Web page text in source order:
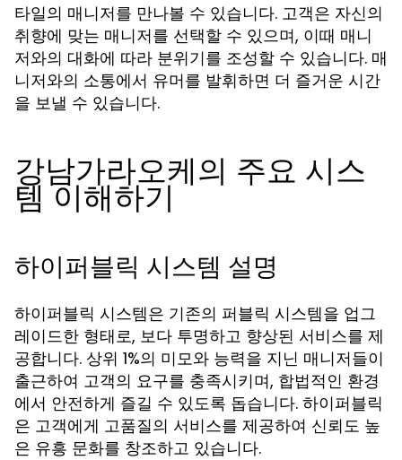
타일의 매니저를 만나볼 수 있습니다. 고객은 자신의
취향에 맞는 매니저를 선택할 수 있으며, 이때 매니
저와의 대화에 따라 분위기를 조성할 수 있습니다. 매
니저와의 소통에서 유머를 발휘하면 더 즐거운 시간
을 보낼 수 있습니다.
강남가라오케의 주요 시스
템 이해하기
하이퍼블릭 시스템 설명
하이퍼블릭 시스템은 기존의 퍼블릭 시스템을 업그
레이드한 형태로, 보다 투명하고 향상된 서비스를 제
공합니다. 상위 1%의 미모와 능력을 지닌 매니저들이
출근하여 고객의 요구를 충족시키며, 합법적인 환경
에서 안전하게 즐길 수 있도록 돕습니다. 하이퍼블릭
은 고객에게 고품질의 서비스를 제공하여 신뢰도 높
은 유흥 문화를 창조하고 있습니다.